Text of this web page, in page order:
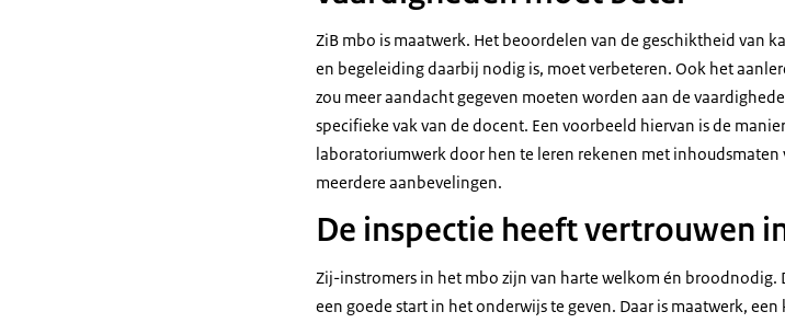
ZiB mbo is maatwerk. Het beoordelen van de geschiktheid van
en begeleiding daarbij nodig is, moet verbeteren. Ook het
zou meer aandacht gegeven moeten worden aan de
specifieke vak van de docent. Een voorbeeld hiervan is de
laboratoriumwerk door hen te leren rekenen met
meerdere aanbevelingen.
De inspectie heeft vertrouwen
Zij-instromers in het mbo zijn van harte welkom én
een goede start in het onderwijs te geven. Daar is maatwerk,